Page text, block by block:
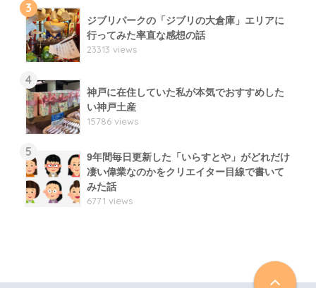
3
ジブリパークの「ジブリの大倉庫」エリアに
行ってみた率直な感想の話
23313 views
4
神戸に在住していた私が本気でおすすめした
い神戸土産
15786 views
5
9年間毎日更新した「いらすとや」がどれだけ
凄い偉業なのかをクリエイター目線で書いて
みた話
6771 views